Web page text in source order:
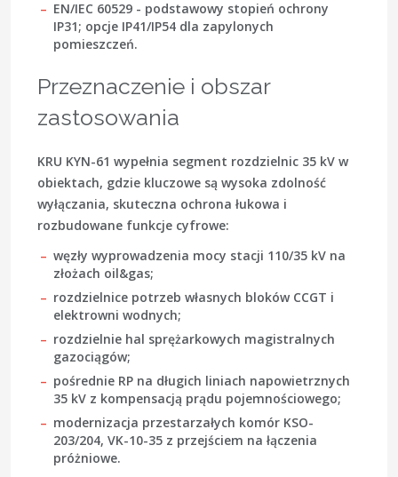
EN/IEC 60529 - podstawowy stopień ochrony
IP31; opcje IP41/IP54 dla zapylonych
pomieszczeń.
Przeznaczenie i obszar
zastosowania
KRU KYN-61 wypełnia segment rozdzielnic 35 kV w
obiektach, gdzie kluczowe są wysoka zdolność
wyłączania, skuteczna ochrona łukowa i
rozbudowane funkcje cyfrowe:
węzły wyprowadzenia mocy stacji 110/35 kV na
złożach oil&gas;
rozdzielnice potrzeb własnych bloków CCGT i
elektrowni wodnych;
rozdzielnie hal sprężarkowych magistralnych
gazociągów;
pośrednie RP na długich liniach napowietrznych
35 kV z kompensacją prądu pojemnościowego;
modernizacja przestarzałych komór KSO-
203/204, VK-10-35 z przejściem na łączenia
próżniowe.